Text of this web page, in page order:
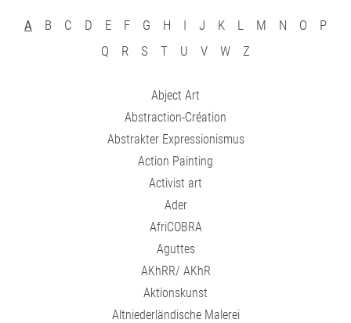
A B C D E F G H I J K L M N O
P
Q
R S T U V W Z
Abject Art
Abstraction-Création
Abstrakter Expressionismus
Action Painting
Activist art
Ader
AfriCOBRA
Aguttes
AKhRR/ AKhR
Aktionskunst
Altniederländische Malerei